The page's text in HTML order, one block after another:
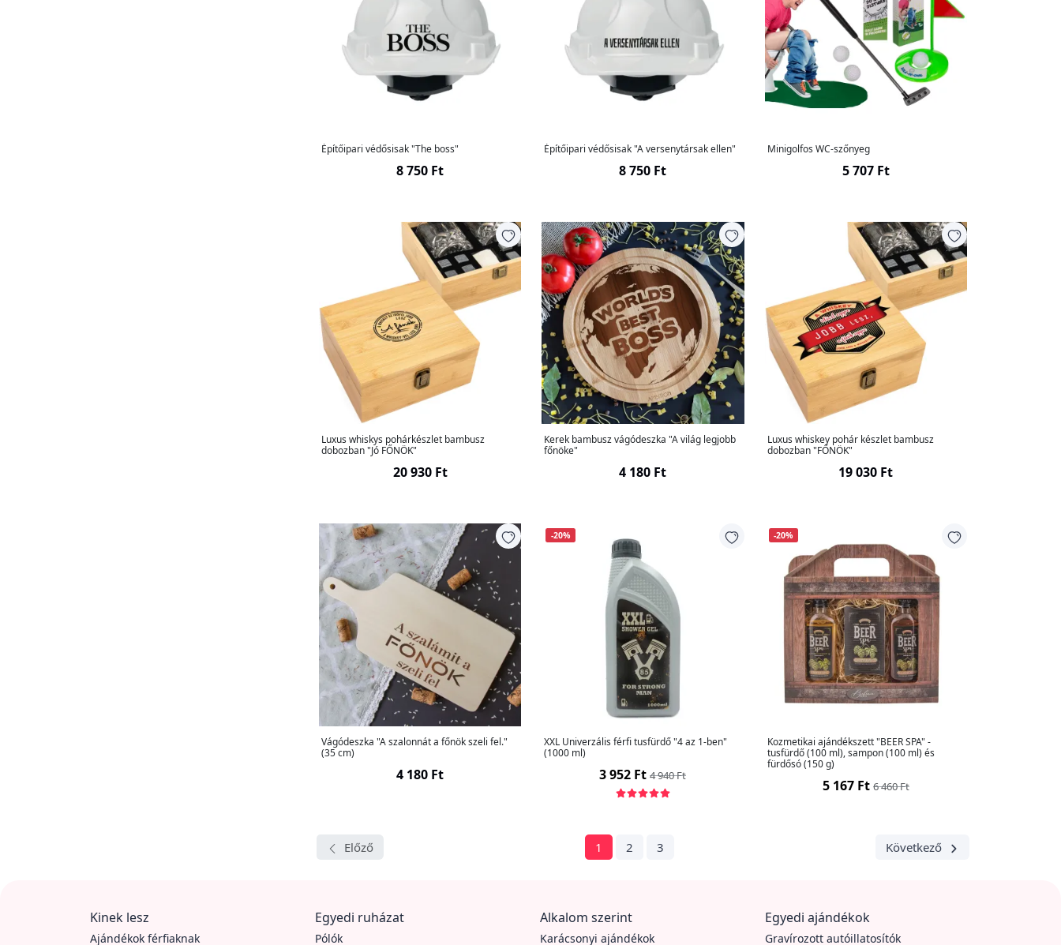
Építőipari védősisak "The boss"
8 750 Ft
Építőipari védősisak "A versenytársak ellen"
8 750 Ft
Minigolfos WC-szőnyeg
5 707 Ft
Luxus whiskys pohárkészlet bambusz
dobozban "Jó FŐNÖK"
20 930 Ft
Kerek bambusz vágódeszka "A világ legjobb
főnöke"
4 180 Ft
Luxus whiskey pohár készlet bambusz
dobozban "FŐNÖK"
19 030 Ft
Vágódeszka "A szalonnát a főnök szeli fel."
(35 cm)
4 180 Ft
-20%
XXL Univerzális férfi tusfürdő "4 az 1-ben"
(1000 ml)
3 952 Ft 4 940 Ft
-20%
Kozmetikai ajándékszett "BEER SPA" -
tusfürdő (100 ml), sampon (100 ml) és
fürdősó (150 g)
5 167 Ft 6 460 Ft
Előző 1 2 3 Következő
Kinek lesz
Ajándékok férfiaknak
Egyedi ruházat
Pólók
Alkalom szerint
Karácsonyi ajándékok
Egyedi ajándékok
Gravírozott autóillatosítók